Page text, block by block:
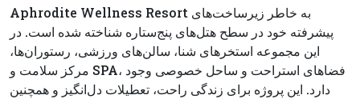
Aphrodite Wellness Resort به خاطر زیرساخت‌های
پیشرفته خود در سطح هتل‌های پنج‌ستاره شناخته شده است. در
این مجموعه استخرهای شنا، سالن‌های ورزشی، رستوران‌ها،
مرکز سلامت و SPA، فضاهای استراحت و ساحل خصوصی وجود
دارد. این پروژه برای زندگی راحت، تعطیلات دل‌انگیز و همچنین